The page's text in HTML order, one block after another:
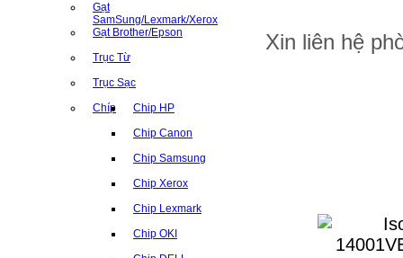
Gạt
SamSung/Lexmark/Xerox
Gạt Brother/Epson
Trục Từ
Trục Sạc
Chíp Chip HP
Chip Canon
Chip Samsung
Chip Xerox
Chip Lexmark
Chip OKI
Xin liên hệ